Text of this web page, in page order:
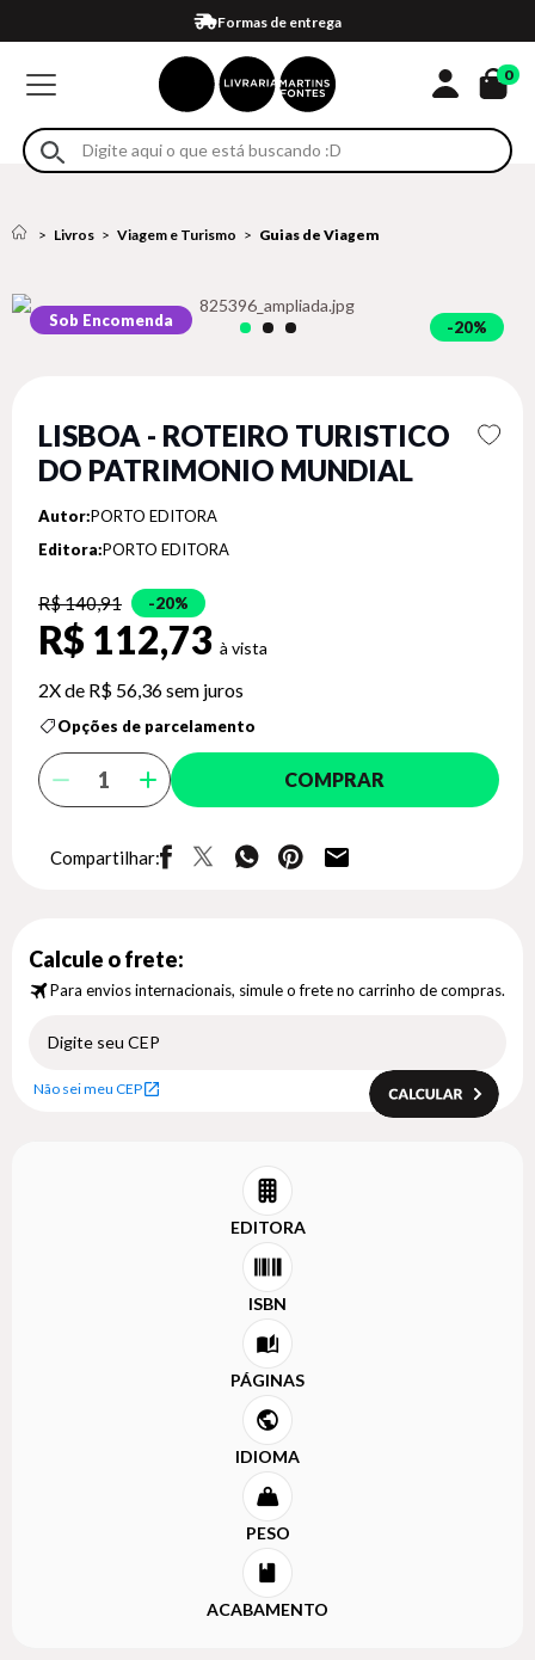
Formas de entrega
Compra 100% segura
Em até 4x sem juros no cartão*
Retire na loja
Eventos
0
Livros Viagem e Turismo Guias de Viagem
Sob Encomenda 20%
LISBOA - ROTEIRO TURISTICO
DO PATRIMONIO MUNDIAL
Autor:PORTO EDITORA
Editora:PORTO EDITORA
R$ 140,91 20%
R$ 112,73
2X de R$ 56,36sem juros
Opções de parcelamento
COMPRAR
Compartilhar:
Calcule o frete:
Para envios internacionais, simule o frete no carrinho de compras.
Não sei meu CEP
EDITORA
ISBN
PÁGINAS
IDIOMA
PESO
ACABAMENTO